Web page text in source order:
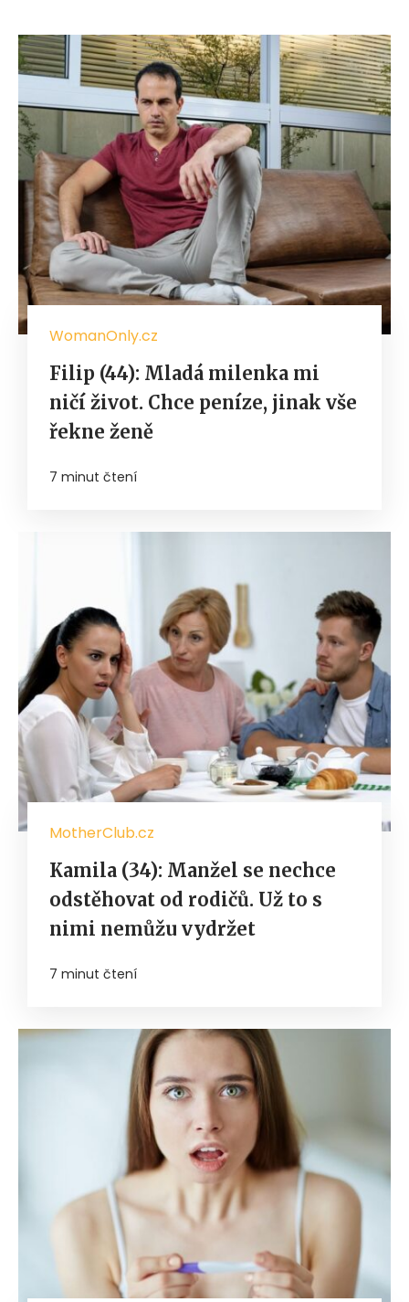
WomanOnly.cz
Filip (44): Mladá milenka mi
ničí život. Chce peníze, jinak vše
řekne ženě
7 minut čtení
MotherClub.cz
Kamila (34): Manžel se nechce
odstěhovat od rodičů. Už to s
nimi nemůžu vydržet
7 minut čtení